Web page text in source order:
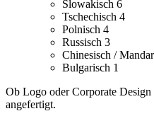
Slowakisch 6
Tschechisch 4
Polnisch 4
Russisch 3
Chinesisch /
Bulgarisch 1
Ob Logo oder Corporate
angefertigt.